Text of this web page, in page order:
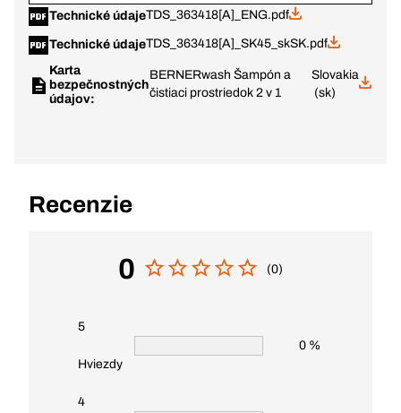
Technické údajeTDS_363418[A]_ENG.pdf
Technické údajeTDS_363418[A]_SK45_skSK.pdf
Karta
bezpečnostných
údajov:
BERNERwash Šampón a
čistiaci prostriedok 2 v 1
Slovakia
(sk)
Recenzie
0 (0)
5
Hviezdy
0 %
4